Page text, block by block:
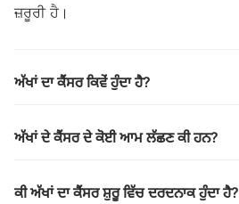
ਜ਼ਰੂਰੀ ਹੈ।
ਅੱਖਾਂ ਦਾ ਕੈਂਸਰ ਕਿਵੇਂ ਹੁੰਦਾ ਹੈ?
ਅੱਖਾਂ ਦੇ ਕੈਂਸਰ ਦੇ ਕੋਈ ਆਮ ਲੱਛਣ ਕੀ ਹਨ?
ਕੀ ਅੱਖਾਂ ਦਾ ਕੈਂਸਰ ਸ਼ੁਰੂ ਵਿੱਚ ਦਰਦਨਾਕ ਹੁੰਦਾ ਹੈ?